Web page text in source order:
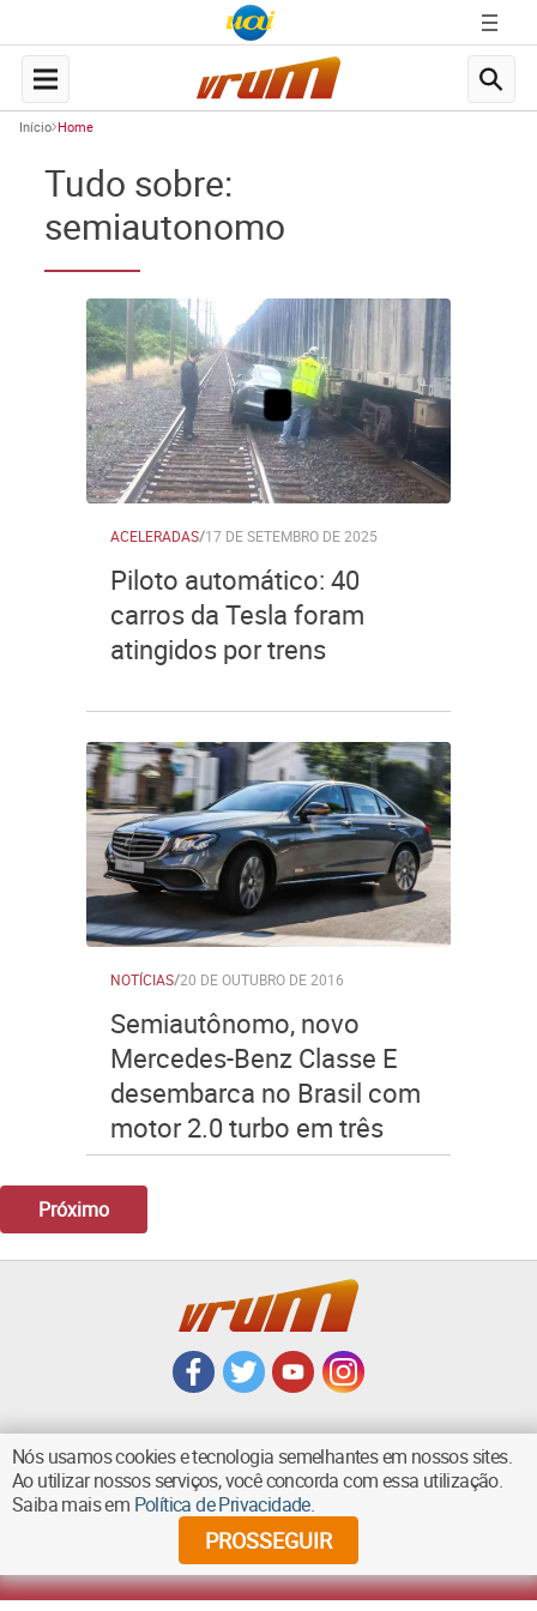
Início Home
Tudo sobre:
semiautonomo
ACELERADAS/17 DE SETEMBRO DE 2025
Piloto automático: 40
carros da Tesla foram
atingidos por trens
NOTÍCIAS/20 DE OUTUBRO DE 2016
Semiautônomo, novo
Mercedes-Benz Classe E
desembarca no Brasil com
motor 2.0 turbo em três
versões
Próximo
VOLTAR AO TOPO
Diários Associados - Todos os direitos reservados
Nós usamos cookies e tecnologia semelhantes em nossos sites.
Ao utilizar nossos serviços, você concorda com essa utilização.
Saiba mais em Política de Privacidade.
PROSSEGUIR